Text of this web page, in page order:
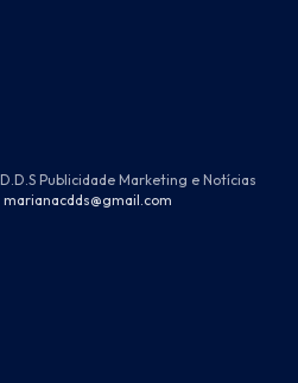
Publicidade Marketing e Notícias
marianacdds@gmail.com